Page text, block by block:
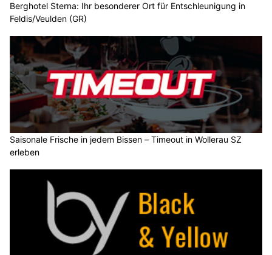
Berghotel Sterna: Ihr besonderer Ort für Entschleunigung in
Feldis/Veulden (GR)
Saisonale Frische in jedem Bissen – Timeout in Wollerau SZ
erleben